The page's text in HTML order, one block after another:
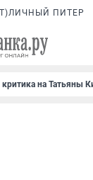
ПИТЕР
критика на Татьяны